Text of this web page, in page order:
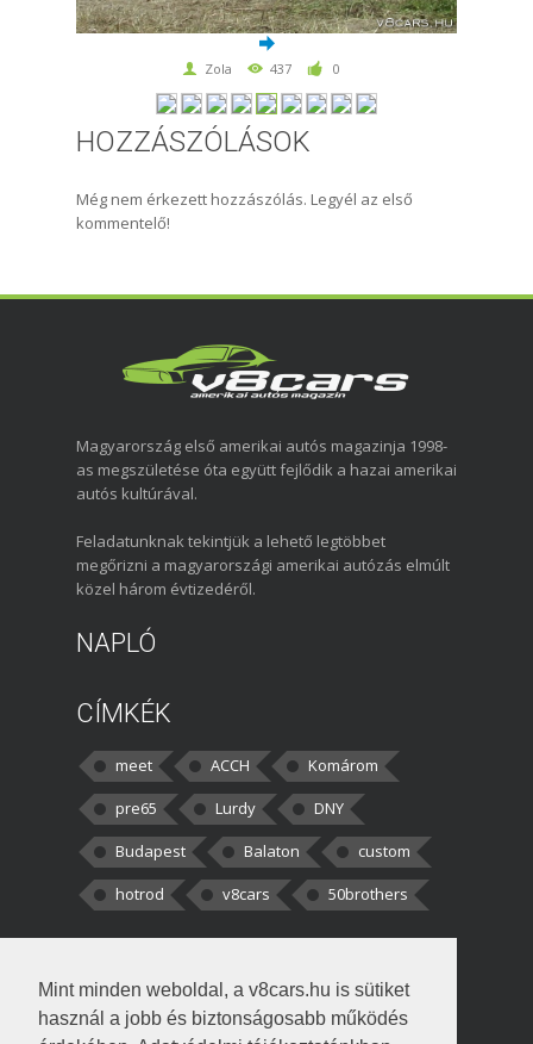
Mint minden weboldal, a v8cars.hu is sütiket
használ a jobb és biztonságosabb működés
Zola 437 0
HOZZÁSZÓLÁSOK
Még nem érkezett hozzászólás. Legyél az első
kommentelő!
Magyarország első amerikai autós magazinja 1998-
as megszületése óta együtt fejlődik a hazai amerikai
autós kultúrával.
Feladatunknak tekintjük a lehető legtöbbet
megőrizni a magyarországi amerikai autózás elmúlt
közel három évtizedéről.
NAPLÓ
CÍMKÉK
meet ACCH
Komárom
pre65
Lurdy
DNY
Budapest
Balaton
custom
hotrod
v8cars 50brothers
kortisz:Elszúrtam! Én csak két
darabbaal számoltam. Nem tudtam, hogy fél autót,